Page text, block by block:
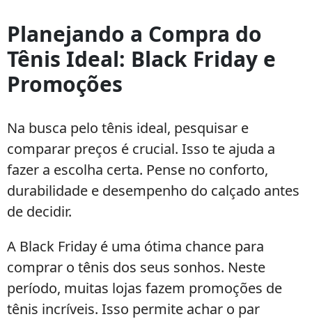
Planejando a Compra do
Tênis Ideal: Black Friday e
Promoções
Na busca pelo tênis ideal, pesquisar e
comparar preços é crucial. Isso te ajuda a
fazer a escolha certa. Pense no conforto,
durabilidade e desempenho do calçado antes
de decidir.
A Black Friday é uma ótima chance para
comprar o tênis dos seus sonhos. Neste
período, muitas lojas fazem promoções de
tênis incríveis. Isso permite achar o par